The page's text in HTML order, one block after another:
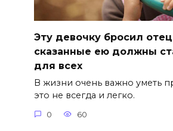
Эту девочку бросил
сказанные ею должны
для всех
В жизни очень важно уметь
это не всегда и легко.
0 60